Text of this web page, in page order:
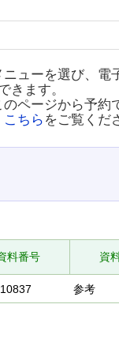
ューを選び、電
きます。
ページから予約
こちら をご覧くだ
料番号 資
参考